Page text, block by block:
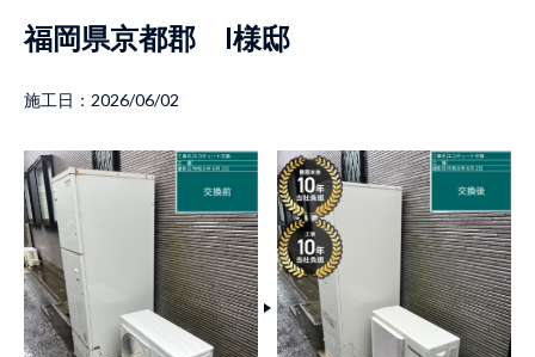
福岡県京都郡 I様邸
施工日：2026/06/02